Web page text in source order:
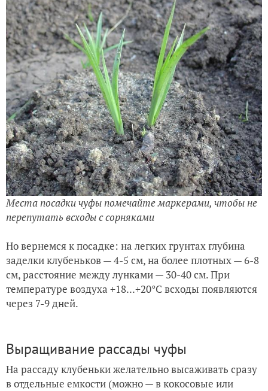
Места посадки чуфы помечайте маркерами, чтобы не
перепутать всходы с сорняками
Но вернемся к посадке: на легких грунтах глубина
заделки клубеньков — 4-5 см, на более плотных — 6-8
см, расстояние между лунками — 30-40 см. При
температуре воздуха +18...+20°C всходы появляются
через 7-9 дней.
Выращивание рассады чуфы
На рассаду клубеньки желательно высаживать сразу
в отдельные емкости (можно — в кокосовые или